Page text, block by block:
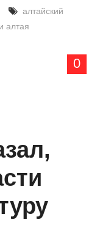
алтайский
алтая
0